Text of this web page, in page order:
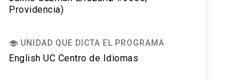
Providencia)
school UNIDAD QUE DICTA EL PROGRAMA
English UC Centro de Idiomas